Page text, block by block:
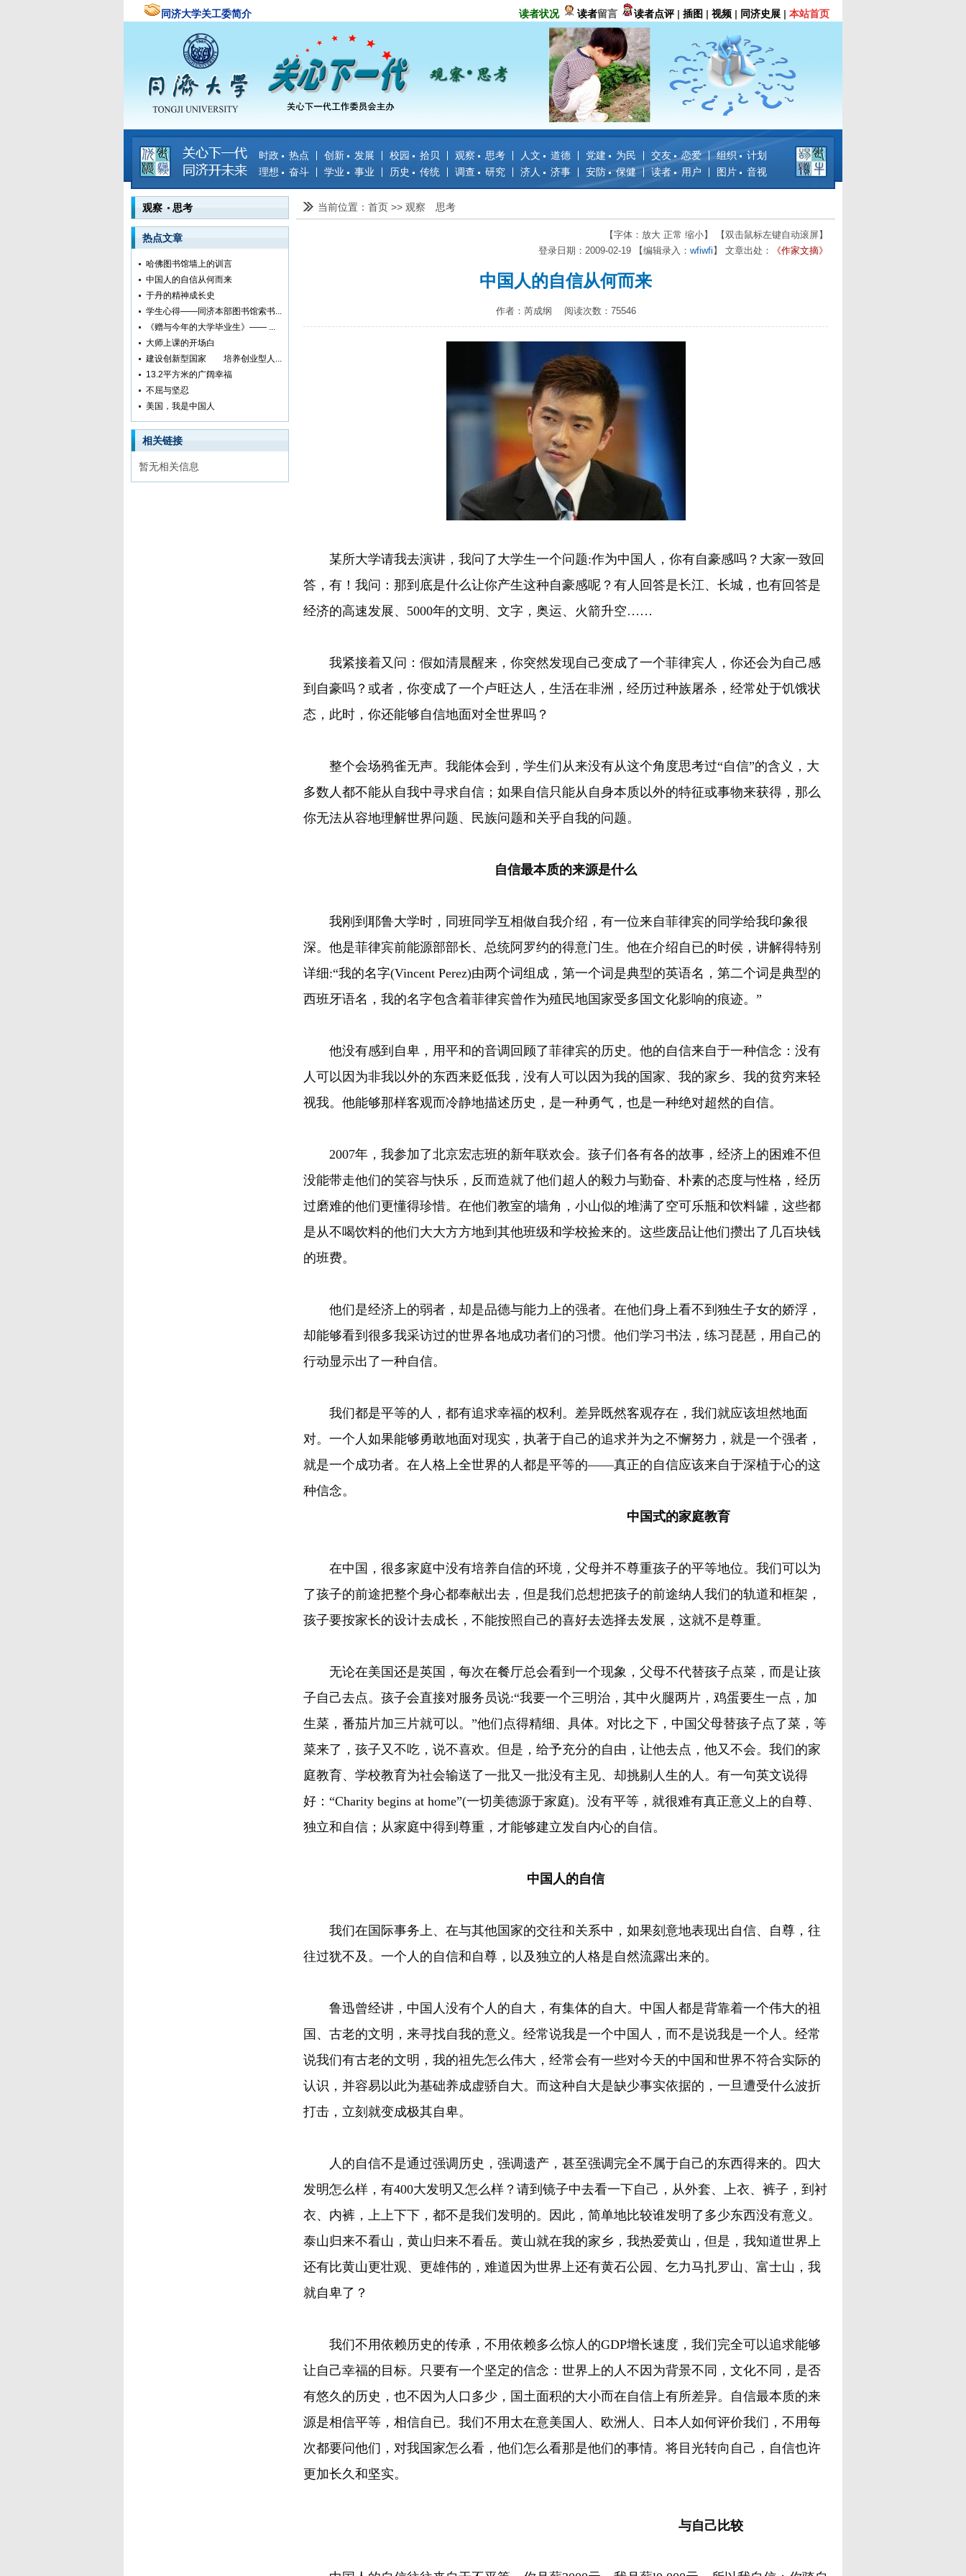
同济大学关工委简介 读者状况 读者留言 读者点评 | 插图 | 视频 | 同济史展 | 本站首页
时政 热点 创新 发展 校园 拾贝 观察 思考 人文 道德 党建 为民 交友 恋爱
组织 计划
理想 奋斗
学业 事业 历史 传统 调查 研究 济人 济事 安防 保健 读者 用户 图片 音视
观察 思考
热点文章
哈佛图书馆墙上的训言
中国人的自信从何而来
于丹的精神成长史
学生心得——同济本部图书馆索书...
《赠与今年的大学毕业生》—— ...
大师上课的开场白
建设创新型国家 培养创业型人...
13.2平方米的广阔幸福
不屈与坚忍
美国，我是中国人
相关链接
暂无相关信息
当前位置：首页 >> 观察 思考
【字体： 放大 正常 缩小】 【双击鼠标左键自动滚屏】
登录日期：2009-02-19 【编辑录入： wfiwfi 】 文章出处： 《作家文摘》
中国人的自信从何而来
作者：芮成纲 阅读次数：75546
某所大学请我去演讲，我问了大学生一个问题:作为中国人，你有自豪感吗？大家一致回
答，有！我问：那到底是什么让你产生这种自豪感呢？有人回答是长江、长城，也有回答是
经济的高速发展、5000年的文明、文字，奥运、火箭升空……
我紧接着又问：假如清晨醒来，你突然发现自己变成了一个菲律宾人，你还会为自己感
到自豪吗？或者，你变成了一个卢旺达人，生活在非洲，经历过种族屠杀，经常处于饥饿状
态，此时，你还能够自信地面对全世界吗？
整个会场鸦雀无声。我能体会到，学生们从来没有从这个角度思考过“自信”的含义，大
多数人都不能从自我中寻求自信；如果自信只能从自身本质以外的特征或事物来获得，那么
你无法从容地理解世界问题、民族问题和关乎自我的问题。
自信最本质的来源是什么
我刚到耶鲁大学时，同班同学互相做自我介绍，有一位来自菲律宾的同学给我印象很
深。他是菲律宾前能源部部长、总统阿罗约的得意门生。他在介绍自已的时侯，讲解得特别
详细:“我的名字(Vincent Perez)由两个词组成，第一个词是典型的英语名，第二个词是典型的
西班牙语名，我的名字包含着菲律宾曾作为殖民地国家受多国文化影响的痕迹。”
他没有感到自卑，用平和的音调回顾了菲律宾的历史。他的自信来自于一种信念：没有
人可以因为非我以外的东西来贬低我，没有人可以因为我的国家、我的家乡、我的贫穷来轻
视我。他能够那样客观而冷静地描述历史，是一种勇气，也是一种绝对超然的自信。
2007年，我参加了北京宏志班的新年联欢会。孩子们各有各的故事，经济上的困难不但
没能带走他们的笑容与快乐，反而造就了他们超人的毅力与勤奋、朴素的态度与性格，经历
过磨难的他们更懂得珍惜。在他们教室的墙角，小山似的堆满了空可乐瓶和饮料罐，这些都
是从不喝饮料的他们大大方方地到其他班级和学校捡来的。这些废品让他们攒出了几百块钱
的班费。
他们是经济上的弱者，却是品德与能力上的强者。在他们身上看不到独生子女的娇浮，
却能够看到很多我采访过的世界各地成功者们的习惯。他们学习书法，练习琵琶，用自己的
行动显示出了一种自信。
我们都是平等的人，都有追求幸福的权利。差异既然客观存在，我们就应该坦然地面
对。一个人如果能够勇敢地面对现实，执著于自己的追求并为之不懈努力，就是一个强者，
就是一个成功者。在人格上全世界的人都是平等的——真正的自信应该来自于深植于心的这
种信念。
中国式的家庭教育
在中国，很多家庭中没有培养自信的环境，父母并不尊重孩子的平等地位。我们可以为
了孩子的前途把整个身心都奉献出去，但是我们总想把孩子的前途纳人我们的轨道和框架，
孩子要按家长的设计去成长，不能按照自己的喜好去选择去发展，这就不是尊重。
无论在美国还是英国，每次在餐厅总会看到一个现象，父母不代替孩子点菜，而是让孩
子自己去点。孩子会直接对服务员说:“我要一个三明治，其中火腿两片，鸡蛋要生一点，加
生菜，番茄片加三片就可以。”他们点得精细、具体。对比之下，中国父母替孩子点了菜，等
菜来了，孩子又不吃，说不喜欢。但是，给予充分的自由，让他去点，他又不会。我们的家
庭教育、学校教育为社会输送了一批又一批没有主见、却挑剔人生的人。有一句英文说得
好：“Charity begins at home”(一切美德源于家庭)。没有平等，就很难有真正意义上的自尊、
独立和自信；从家庭中得到尊重，才能够建立发自内心的自信。
中国人的自信
我们在国际事务上、在与其他国家的交往和关系中，如果刻意地表现出自信、自尊，往
往过犹不及。一个人的自信和自尊，以及独立的人格是自然流露出来的。
鲁迅曾经讲，中国人没有个人的自大，有集体的自大。中国人都是背靠着一个伟大的祖
国、古老的文明，来寻找自我的意义。经常说我是一个中国人，而不是说我是一个人。经常
说我们有古老的文明，我的祖先怎么伟大，经常会有一些对今天的中国和世界不符合实际的
认识，并容易以此为基础养成虚骄自大。而这种自大是缺少事实依据的，一旦遭受什么波折
打击，立刻就变成极其自卑。
人的自信不是通过强调历史，强调遗产，甚至强调完全不属于自己的东西得来的。四大
发明怎么样，有400大发明又怎么样？请到镜子中去看一下自己，从外套、上衣、裤子，到衬
衣、内裤，上上下下，都不是我们发明的。因此，简单地比较谁发明了多少东西没有意义。
泰山归来不看山，黄山归来不看岳。黄山就在我的家乡，我热爱黄山，但是，我知道世界上
还有比黄山更壮观、更雄伟的，难道因为世界上还有黄石公园、乞力马扎罗山、富士山，我
就自卑了？
我们不用依赖历史的传承，不用依赖多么惊人的GDP增长速度，我们完全可以追求能够
让自己幸福的目标。只要有一个坚定的信念：世界上的人不因为背景不同，文化不同，是否
有悠久的历史，也不因为人口多少，国土面积的大小而在自信上有所差异。自信最本质的来
源是相信平等，相信自已。我们不用太在意美国人、欧洲人、日本人如何评价我们，不用每
次都要问他们，对我国家怎么看，他们怎么看那是他们的事情。将目光转向自己，自信也许
更加长久和坚实。
与自己比较